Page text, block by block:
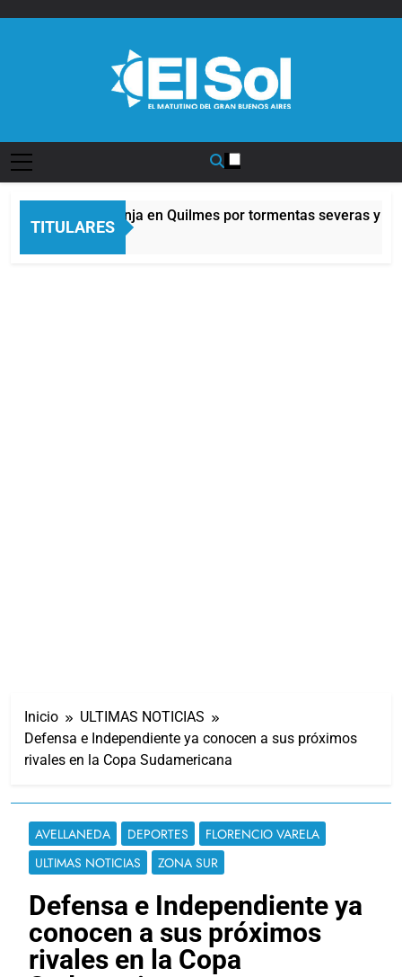
TITULARES
Alerta naranja en Quilmes por tormentas severas y
9 Horas Atrás
Inicio
ULTIMAS NOTICIAS
Defensa e Independiente ya conocen a sus próximos
rivales en la Copa Sudamericana
AVELLANEDA DEPORTES
FLORENCIO VARELA
ULTIMAS NOTICIAS
ZONA SUR
Defensa e Independiente ya
conocen a sus próximos
rivales en la Copa